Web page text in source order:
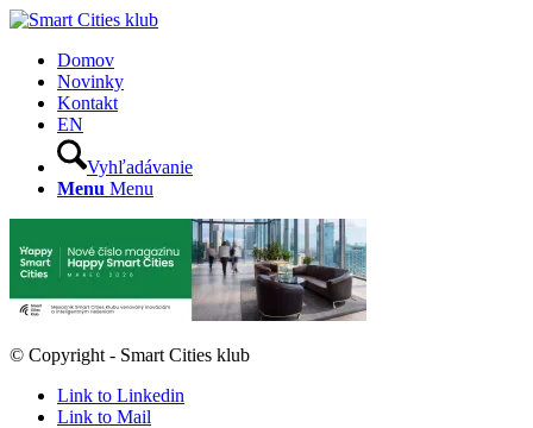
Domov
Novinky
Kontakt
EN
Vyhľadávanie
Menu Menu
© Copyright - Smart Cities klub
Link to Linkedin
Link to Mail